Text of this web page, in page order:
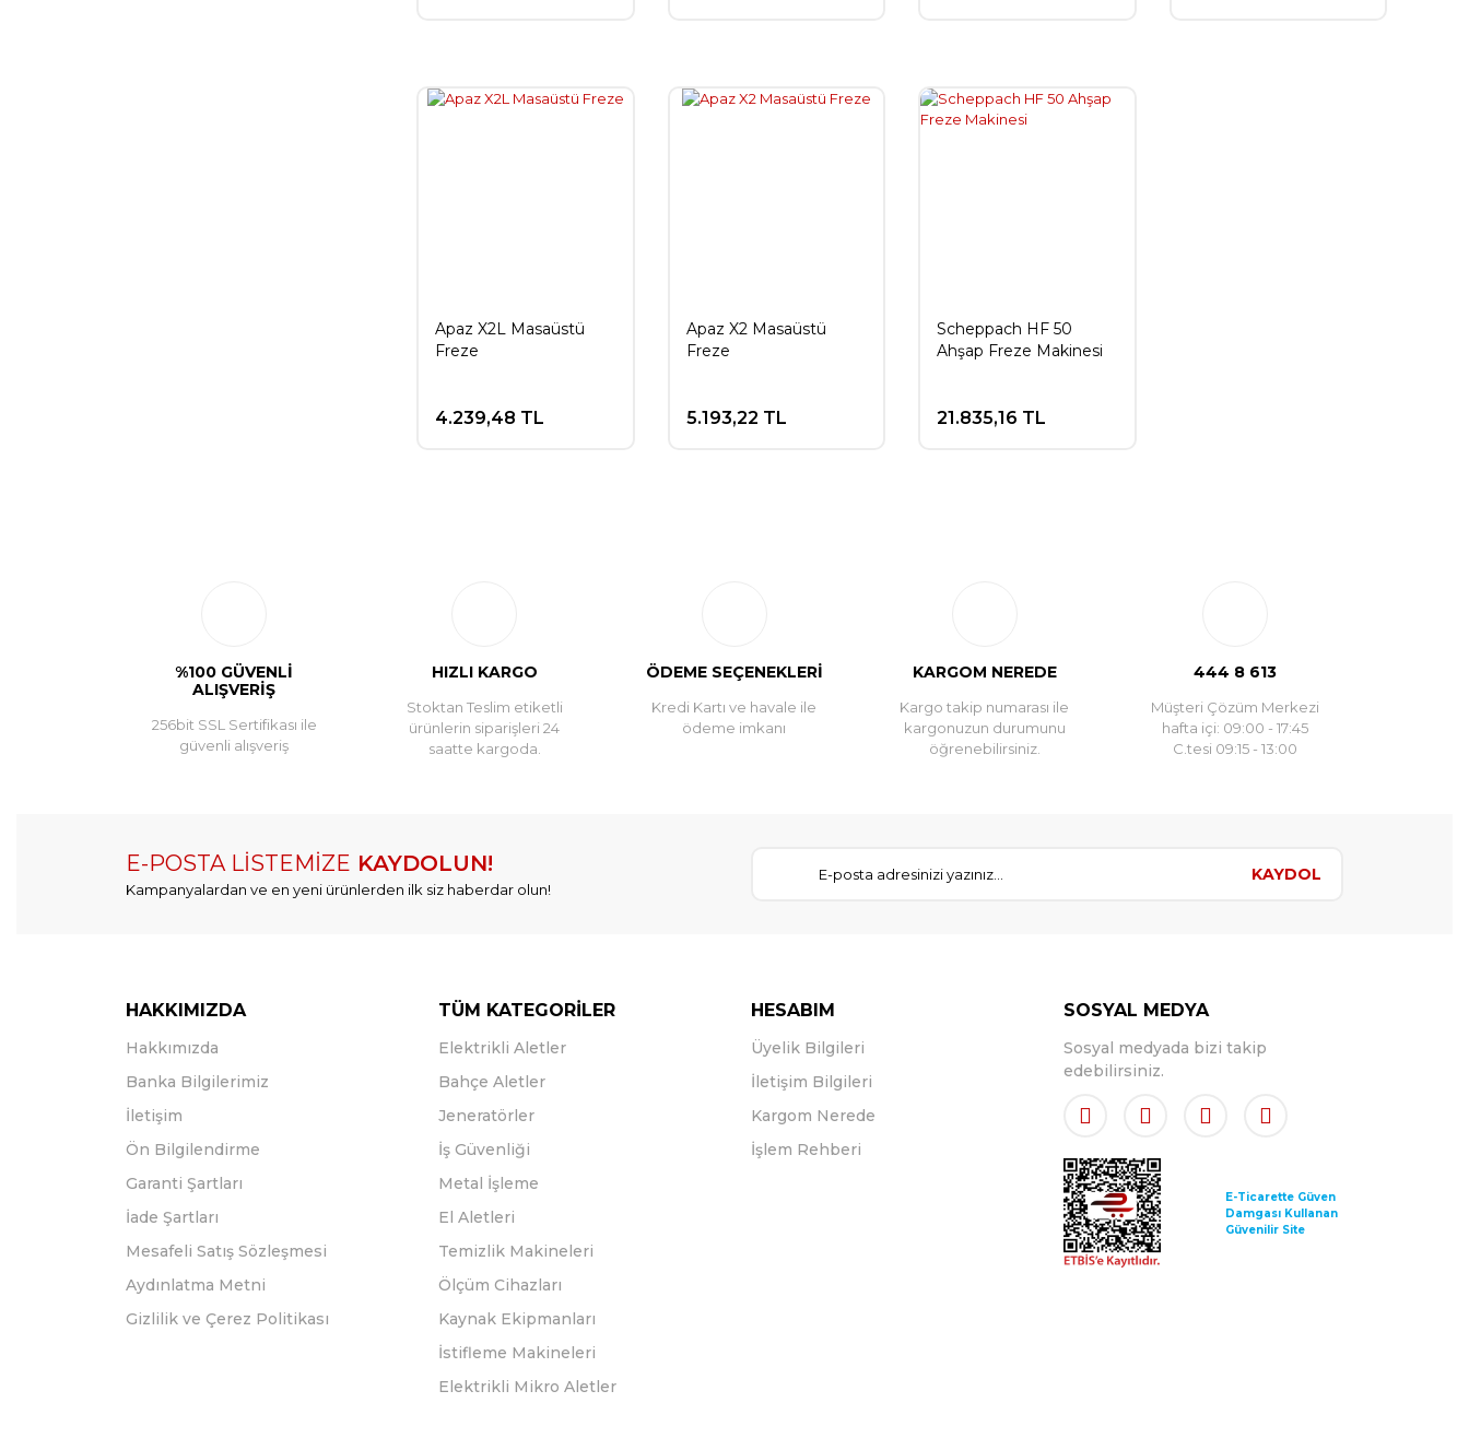
Apaz X2L Masaüstü
Freze
4.239,48 TL
Apaz X2 Masaüstü
Freze
5.193,22 TL
Scheppach HF 50
Ahşap Freze Makinesi
21.835,16 TL
%100 GÜVENLİ
ALIŞVERİŞ
256bit SSL Sertifikası ile
güvenli alışveriş
HIZLI KARGO
Stoktan Teslim etiketli
ürünlerin siparişleri 24
saatte kargoda.
ÖDEME SEÇENEKLERİ
Kredi Kartı ve havale ile
ödeme imkanı
KARGOM NEREDE
Kargo takip numarası ile
kargonuzun durumunu
öğrenebilirsiniz.
444 8 613
Müşteri Çözüm Merkezi
hafta içi: 09:00 - 17:45
C.tesi 09:15 - 13:00
E-POSTA LİSTEMİZE KAYDOLUN!
Kampanyalardan ve en yeni ürünlerden ilk siz haberdar olun!
KAYDOL
HAKKIMIZDA
Hakkımızda
Banka Bilgilerimiz
İletişim
Ön Bilgilendirme
Garanti Şartları
İade Şartları
Mesafeli Satış Sözleşmesi
Aydınlatma Metni
Gizlilik ve Çerez Politikası
TÜM KATEGORİLER
Elektrikli Aletler
Bahçe Aletler
Jeneratörler
İş Güvenliği
Metal İşleme
El Aletleri
Temizlik Makineleri
Ölçüm Cihazları
Kaynak Ekipmanları
İstifleme Makineleri
Elektrikli Mikro Aletler
HESABIM
Üyelik Bilgileri
İletişim Bilgileri
Kargom Nerede
İşlem Rehberi
SOSYAL MEDYA
Sosyal medyada bizi takip
edebilirsiniz.
E-Ticarette Güven
Damgası Kullanan
Güvenilir Site